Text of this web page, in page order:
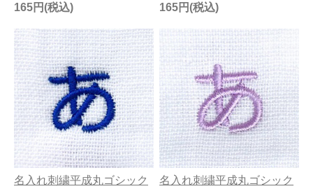
165円 165円
名入れ刺繍平成丸ゴシック 名入れ刺繍平成丸ゴシック